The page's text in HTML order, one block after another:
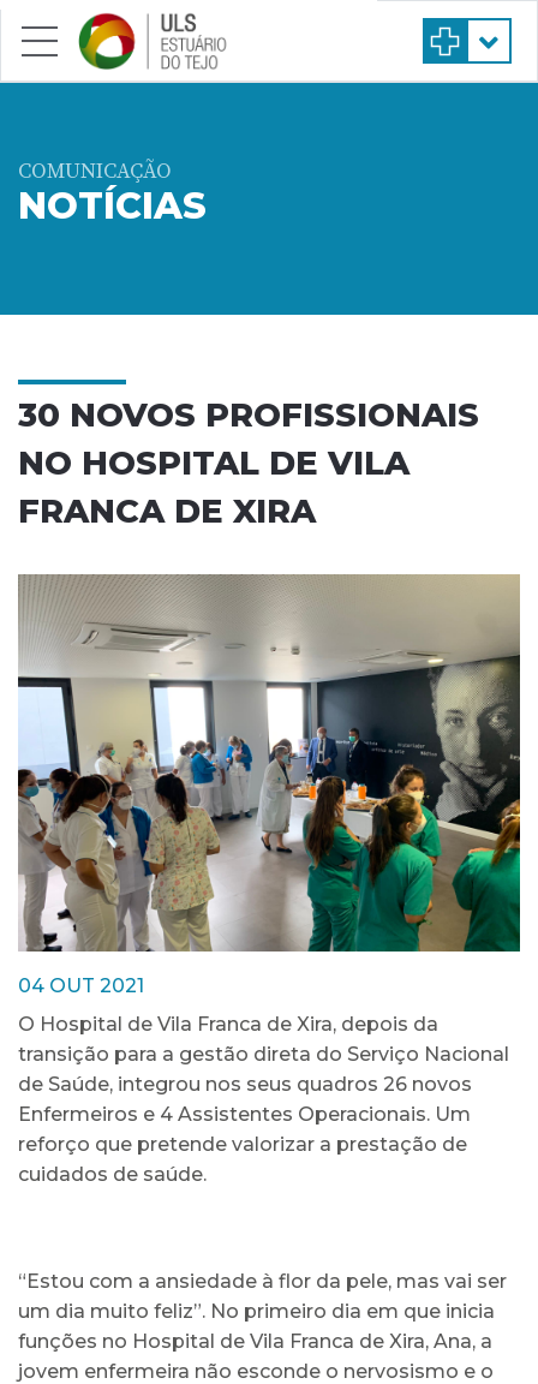
Saltar para conteúdo principal
COMUNICAÇÃO
NOTÍCIAS
30 NOVOS PROFISSIONAIS
NO HOSPITAL DE VILA
FRANCA DE XIRA
04 OUT 2021
O Hospital de Vila Franca de Xira, depois da
transição para a gestão direta do Serviço Nacional
de Saúde, integrou nos seus quadros 26 novos
Enfermeiros e 4 Assistentes Operacionais. Um
reforço que pretende valorizar a prestação de
cuidados de saúde.
“Estou com a ansiedade à flor da pele, mas vai ser
um dia muito feliz”. No primeiro dia em que inicia
funções no Hospital de Vila Franca de Xira, Ana, a
jovem enfermeira não esconde o nervosismo e o